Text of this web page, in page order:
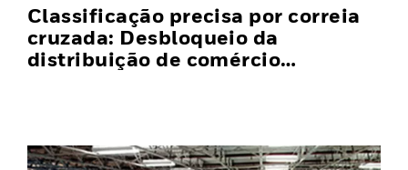
Classificação precisa por correia
cruzada: Desbloqueio da
distribuição de comércio